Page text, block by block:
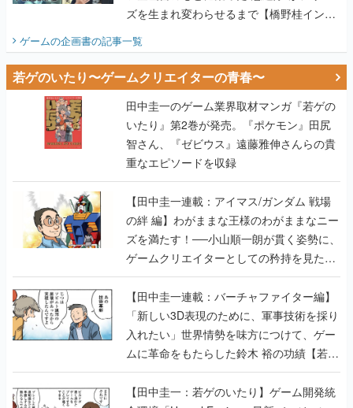
ズを生まれ変わらせるまで【橋野桂インタ
ビュー】
ゲームの企画書の記事一覧
若ゲのいたり〜ゲームクリエイターの青春〜
田中圭一のゲーム業界取材マンガ『若ゲの
いたり』第2巻が発売。『ポケモン』田尻
智さん、『ゼビウス』遠藤雅伸さんらの貴
重なエピソードを収録
【田中圭一連載：アイマス/ガンダム 戦場
の絆 編】わがままな王様のわがままなニー
ズを満たす！──小山順一朗が貫く姿勢に、
ゲームクリエイターとしての矜持を見た
【若ゲのいたり最終回】
【田中圭一連載：バーチャファイター編】
「新しい3D表現のために、軍事技術を採り
入れたい」世界情勢を味方につけて、ゲー
ムに革命をもたらした鈴木 裕の功績【若ゲ
のいたり】
【田中圭一：若ゲのいたり】ゲーム開発統